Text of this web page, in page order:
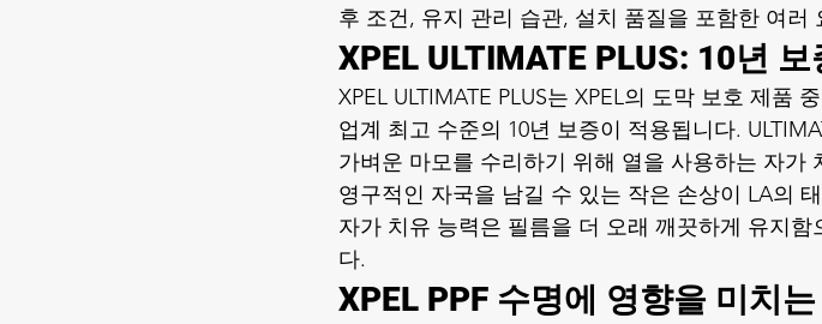
후 조건, 유지 관리 습관, 설치 품질을 포함한 여러
XPEL ULTIMATE PLUS: 10년
XPEL ULTIMATE PLUS는 XPEL의 도막 보호 제품
업계 최고 수준의 10년 보증이 적용됩니다.
가벼운 마모를 수리하기 위해 열을 사용하는 자가
영구적인 자국을 남길 수 있는 작은 손상이 LA의
자가 치유 능력은 필름을 더 오래 깨끗하게 유지
다.
XPEL PPF 수명에 영향을 미치